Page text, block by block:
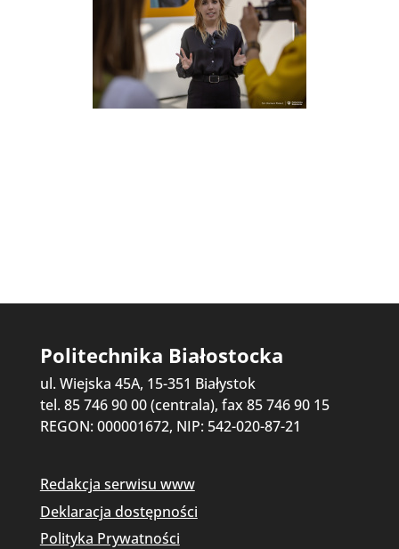
Politechnika Białostocka
ul. Wiejska 45A, 15-351 Białystok
tel. 85 746 90 00 (centrala), fax 85 746 90 15
REGON: 000001672, NIP: 542-020-87-21
Redakcja serwisu www
Deklaracja dostępności
Polityka Prywatności